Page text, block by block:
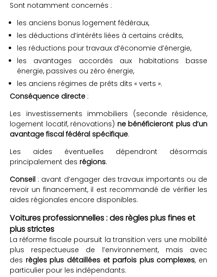
Sont notamment concernés :
les anciens bonus logement fédéraux,
les déductions d’intérêts liées à certains crédits,
les réductions pour travaux d’économie d’énergie,
les avantages accordés aux habitations basse
énergie, passives ou zéro énergie,
les anciens régimes de prêts dits « verts ».
Conséquence directe :
Les investissements immobiliers (seconde résidence,
logement locatif, rénovations) ne bénéficieront plus d’un
avantage fiscal fédéral spécifique.
Les aides éventuelles dépendront désormais
principalement des régions.
Conseil : avant d’engager des travaux importants ou de
revoir un financement, il est recommandé de vérifier les
aides régionales encore disponibles.
Voitures professionnelles : des règles plus fines et
plus strictes
La réforme fiscale poursuit la transition vers une mobilité
plus respectueuse de l’environnement, mais avec
des règles plus détaillées et parfois plus complexes, en
particulier pour les indépendants.